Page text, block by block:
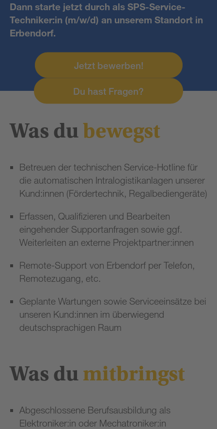
Dann starte jetzt durch als SPS-Service-
Techniker:in (m/w/d) an unserem Standort in
Erbendorf.
Jetzt bewerben!
Du hast Fragen?
Was du bewegst
Betreuen der technischen Service-Hotline für
die automatischen Intralogistikanlagen unserer
Kund:innen (Fördertechnik, Regalbediengeräte)
Erfassen, Qualifizieren und Bearbeiten
eingehender Supportanfragen sowie ggf.
Weiterleiten an externe Projektpartner:innen
Remote-Support von Erbendorf per Telefon,
Remotezugang, etc.
Geplante Wartungen sowie Serviceeinsätze bei
unseren Kund:innen im überwiegend
deutschsprachigen Raum
Was du mitbringst
Abgeschlossene Berufsausbildung als
Elektroniker:in oder Mechatroniker:in